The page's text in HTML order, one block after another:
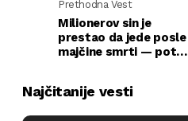
Prethodna Vest
Milionerov sin je
prestao da jede posle
majčine smrti — potez
Najčitanije vesti